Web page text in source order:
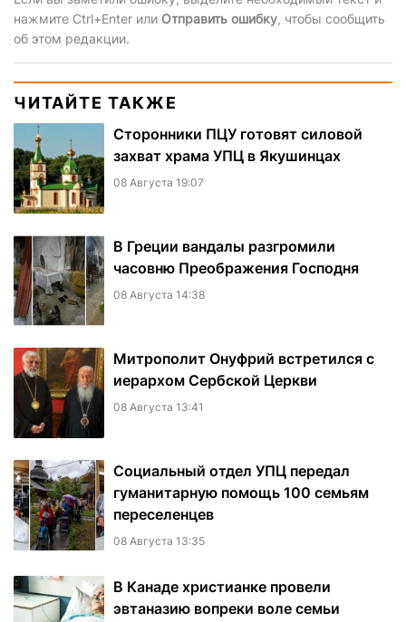
нажмите Ctrl+Enter или Отправить ошибку, чтобы сообщить
об этом редакции.
ЧИТАЙТЕ ТАКЖЕ
Сторонники ПЦУ готовят силовой
захват храма УПЦ в Якушинцах
08 Августа 19:07
В Греции вандалы разгромили
часовню Преображения Господня
08 Августа 14:38
Митрополит Онуфрий встретился с
иерархом Сербской Церкви
08 Августа 13:41
Социальный отдел УПЦ передал
гуманитарную помощь 100 семьям
переселенцев
08 Августа 13:35
В Канаде христианке провели
эвтаназию вопреки воле семьи